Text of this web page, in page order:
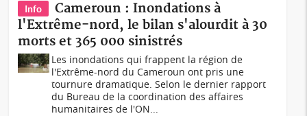
Info
Cameroun : Inondations à
l'Extrême-nord, le bilan s'alourdit à 30
morts et 365 000 sinistrés
Les inondations qui frappent la région de
l'Extrême-nord du Cameroun ont pris une
tournure dramatique. Selon le dernier rapport
du Bureau de la coordination des affaires
humanitaires de l'ON...